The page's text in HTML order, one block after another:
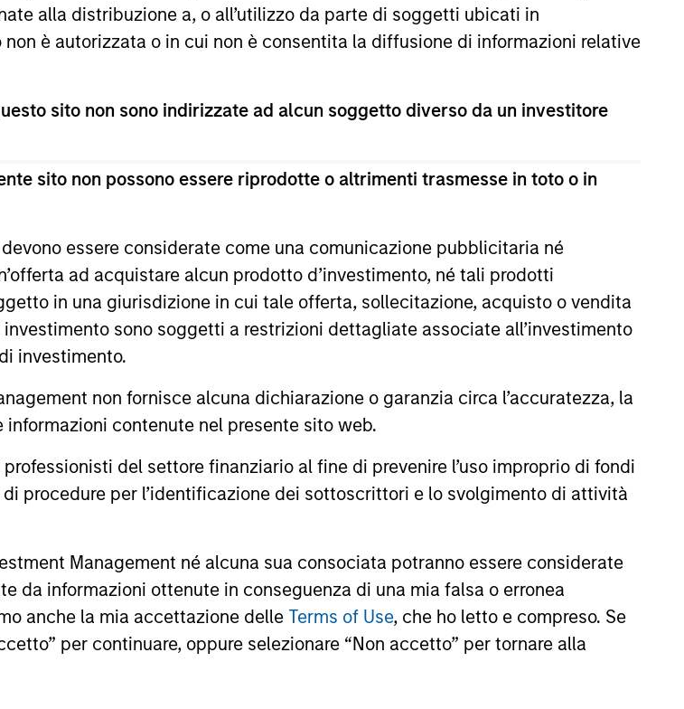
alla distribuzione a, o all’utilizzo da parte di soggetti ubicati in
è autorizzata o in cui non è consentita la diffusione di informazioni relative
sito non sono indirizzate ad alcun soggetto diverso da un investitore
sito non possono essere riprodotte o altrimenti trasmesse in toto o in
essere considerate come una comunicazione pubblicitaria né
ad acquistare alcun prodotto d’investimento, né tali prodotti
in una giurisdizione in cui tale offerta, sollecitazione, acquisto o vendita
sono soggetti a restrizioni dettagliate associate all’investimento
investimento.
non fornisce alcuna dichiarazione o garanzia circa l’accuratezza, la
contenute nel presente sito web.
del settore finanziario al fine di prevenire l’uso improprio di fondi
procedure per l’identificazione dei sottoscrittori e lo svolgimento di attività
Management né alcuna sua consociata potranno essere considerate
da informazioni ottenute in conseguenza di una mia falsa o erronea
anche la mia accettazione delle Terms of Use, che ho letto e compreso. Se
per continuare, oppure selezionare “Non accetto” per tornare alla
markets and relationship management roles at JP Morgan Chase,
in Finance from the Goizueta Business School at Emory University
J.L. Kellogg School of Management at Northwestern University.
Market
2026
the private credit
the trends, market
investment
the asset class.
Private Credit 2026 Midyear
Outlook
We believe the current market
environment is becoming more favorable
secular forces.
16-LUG-2026